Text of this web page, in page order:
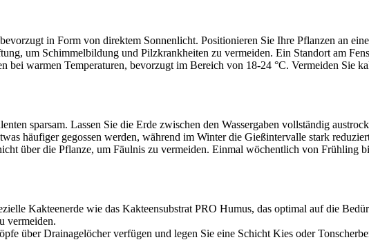
in Form von direktem Sonnenlicht. Positionieren Sie Ihre Pflanzen an
um Schimmelbildung und Pilzkrankheiten zu vermeiden. Ein Standort am
bei warmen Temperaturen, bevorzugt im Bereich von 18-24 °C. Vermeiden Sie
sparsam. Lassen Sie die Erde zwischen den Wassergaben vollständig
häufiger gegossen werden, während im Winter die Gießintervalle stark
über die Pflanze, um Fäulnis zu vermeiden. Einmal wöchentlich von Frühling
Kakteenerde wie das Kakteensubstrat PRO Humus, das optimal auf die
vermeiden.
über Drainagelöcher verfügen und legen Sie eine Schicht Kies oder